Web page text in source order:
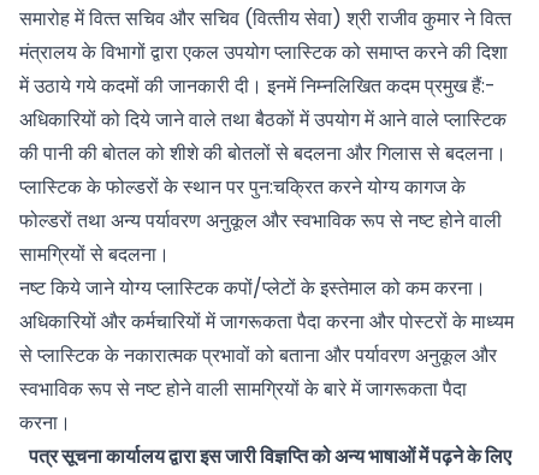
समारोह में वित्‍त सचिव और सचिव (वित्‍तीय सेवा) श्री राजीव कुमार ने वित्‍त
मंत्रालय के विभागों द्वारा एकल उपयोग प्‍लास्टिक को समाप्‍त करने की दिशा
में उठाये गये कदमों की जानकारी दी। इनमें निम्‍नलिखित कदम प्रमुख हैं:-
अधिकारियों को दिये जाने वाले तथा बैठकों में उपयोग में आने वाले प्‍लास्टिक
की पानी की बोतल को शीशे की बोतलों से बदलना और गिलास से बदलना।
प्‍लास्टिक के फोल्‍डरों के स्‍थान पर पुन:चक्रित करने योग्‍य कागज के
फोल्‍डरों तथा अन्‍य पर्यावरण अनुकूल और स्‍वभाविक रूप से नष्‍ट होने वाली
सामग्रियों से बदलना।
नष्‍ट किये जाने योग्‍य प्‍लास्टिक कपों/प्‍लेटों के इस्‍तेमाल को कम करना।
अधिकारियों और कर्मचारियों में जागरूकता पैदा करना और पोस्‍टरों के माध्‍यम
से प्‍लास्टिक के नकारात्‍मक प्रभावों को बताना और पर्यावरण अनुकूल और
स्‍वभाविक रूप से नष्‍ट होने वाली सामग्रियों के बारे में जागरूकता पैदा
करना।
पत्र सूचना कार्यालय द्वारा इस जारी विज्ञप्ति को अन्य भाषाओं में पढ़ने के लिए